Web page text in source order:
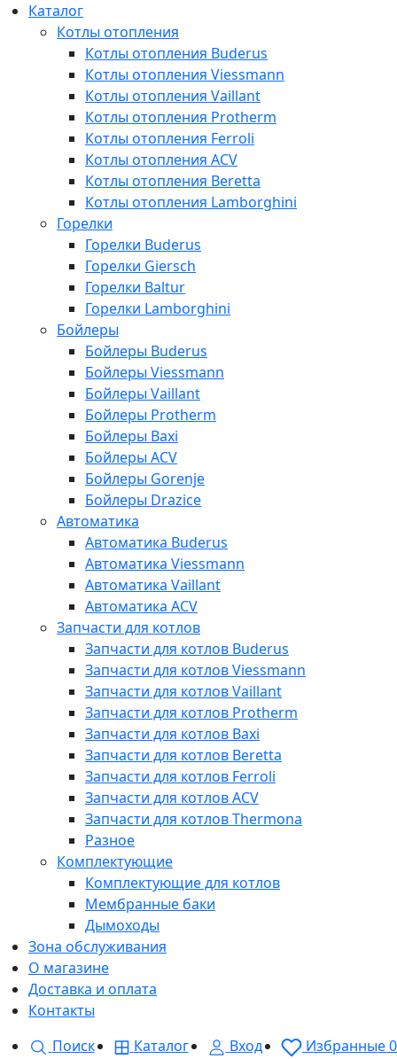
Каталог
Котлы отопления
Котлы отопления Buderus
Котлы отопления Viessmann
Котлы отопления Vaillant
Котлы отопления Protherm
Котлы отопления Ferroli
Котлы отопления ACV
Котлы отопления Beretta
Котлы отопления Lamborghini
Горелки
Горелки Buderus
Горелки Giersch
Горелки Baltur
Горелки Lamborghini
Бойлеры
Бойлеры Buderus
Бойлеры Viessmann
Бойлеры Vaillant
Бойлеры Protherm
Бойлеры Baxi
Бойлеры ACV
Бойлеры Gorenje
Бойлеры Drazice
Автоматика
Автоматика Buderus
Автоматика Viessmann
Автоматика Vaillant
Автоматика ACV
Запчасти для котлов
Запчасти для котлов Buderus
Запчасти для котлов Viessmann
Запчасти для котлов Vaillant
Запчасти для котлов Protherm
Запчасти для котлов Baxi
Запчасти для котлов Beretta
Запчасти для котлов Ferroli
Запчасти для котлов ACV
Запчасти для котлов Thermona
Разное
Комплектующие
Комплектующие для котлов
Мембранные баки
Дымоходы
Зона обслуживания
О магазине
Доставка и оплата
Контакты
Поиск
Каталог Вход Избранные0